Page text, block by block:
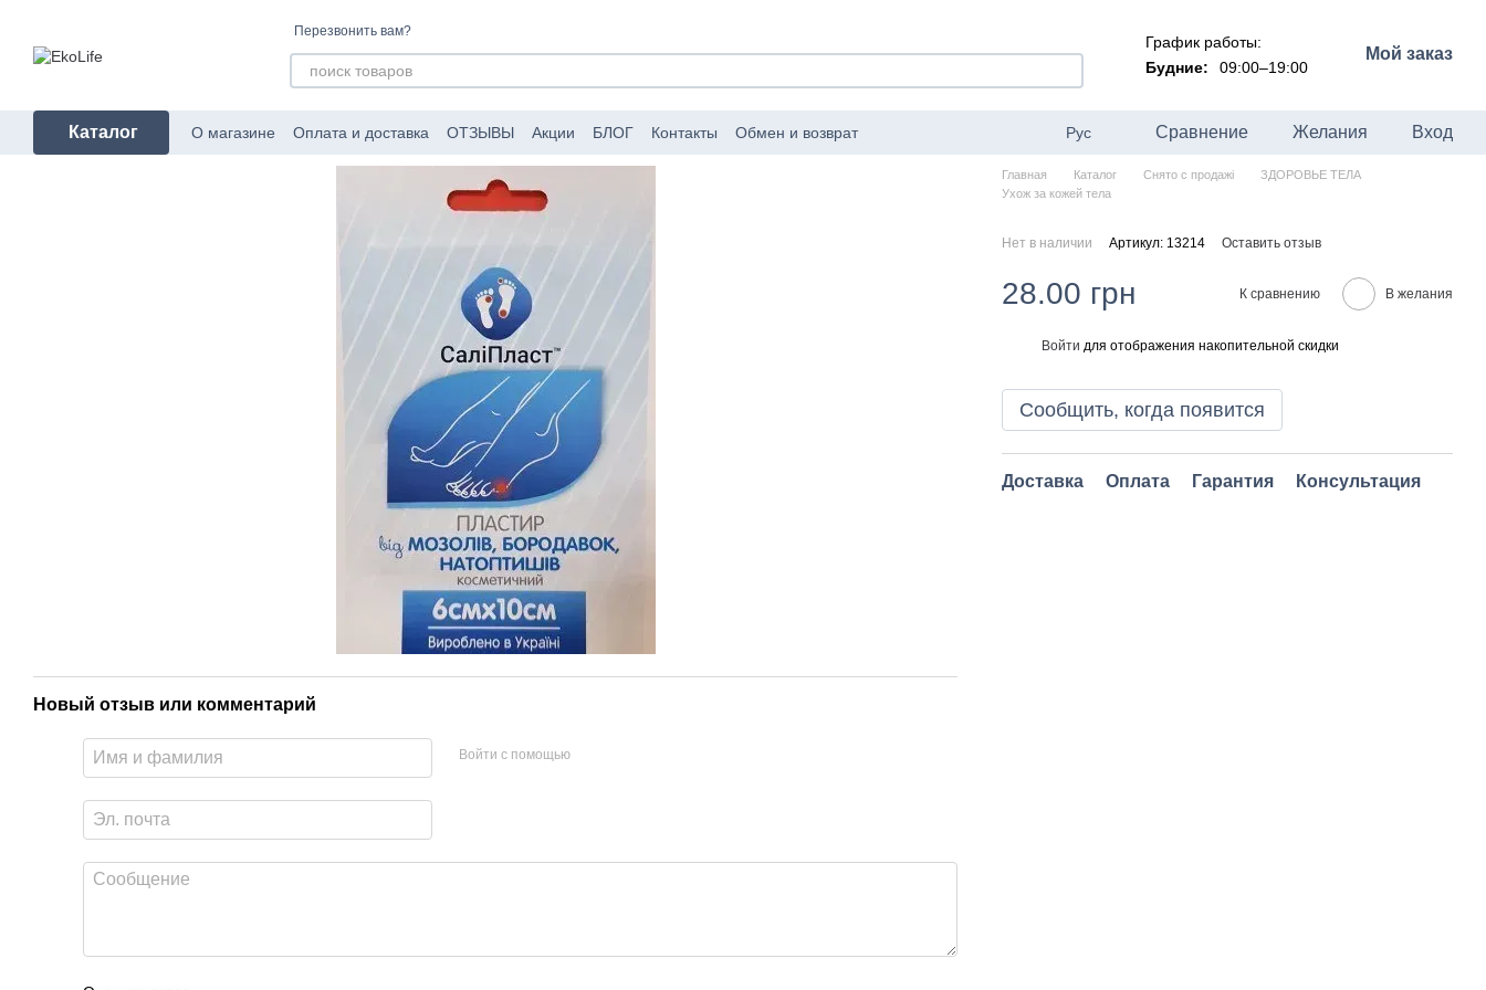
Перезвонить вам?
График работы:
Будние:
09:00–19:00
Мой заказ
Каталог О магазине Оплата и доставка ОТЗЫВЫ Акции БЛОГ Контакты
Обмен и возврат
Рус Сравнение Желания Вход
Новый отзыв или комментарий
Войти с помощью
Главная Каталог Снято с продажі
ЗДОРОВЬЕ ТЕЛА
Ухож за кожей тела
Нет в наличии Артикул: 13214 Оставить отзыв
28.00 грн К сравнению В желания
Войти для отображения накопительной скидки
Сообщить, когда появится
Доставка Оплата Гарантия Консультация